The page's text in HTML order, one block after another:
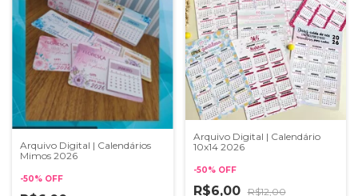
Arquivo Digital | Calendários
Mimos 2026
-50% OFF
Arquivo Digital | Calendário
10x14 2026
-50% OFF
R$6,00 R$12,00